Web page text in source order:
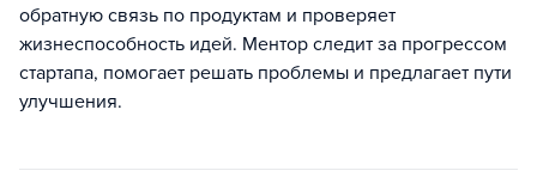
обратную связь по продуктам и проверяет
жизнеспособность идей. Ментор следит за прогрессом
стартапа, помогает решать проблемы и предлагает пути
улучшения.